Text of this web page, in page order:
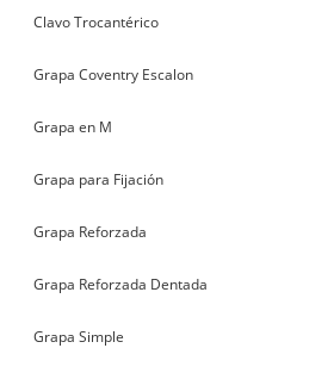
Clavo Trocantérico
Grapa Coventry Escalon
Grapa en M
Grapa para Fijación
Grapa Reforzada
Grapa Reforzada Dentada
Grapa Simple